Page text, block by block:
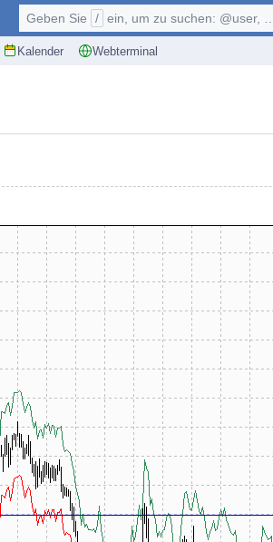
Kalender Webterminal
Geben Sie / ein, um zu suchen: @user, $symbol, ...